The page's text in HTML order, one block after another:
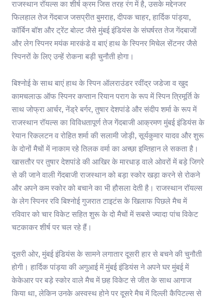
राजस्थान रॉयल्स का शीर्ष क्रम जिस तरह रंग में है, उसके मद्देनजर
फिलहाल तेज गेंदबाज जसप्रीत बुमराह, दीपक चाहर, हार्दिक पांड्या,
कॉर्बिन बॉश और ट्रेंट बोल्ट जैसे मुंबई इंडियंस के संघर्षरत तेज गेंदबाजों
और लेग स्पिनर मयंक मारकंडे व बाएं हाथ के स्पिनर मिचेल सेंटनर जैसे
स्पिनरों के लिए उन्हें रोकना बड़ी चुनौती होगा।
बिश्नोई के साथ बाएं हाथ के स्पिन ऑलराउंडर रवींद्र जडेजा व खुद
कामचलाऊ ऑफ स्पिनर कप्तान रियान पराग के रूप में स्पिन त्रिमूर्ति के
साथ जोफ्रा आर्चर, नेंड्रे बर्गर, तुषार देशपांडे और संदीप शर्मा के रूप में
राजस्थान रॉयल्स का विविधतापूर्ण तेज गेंदबाजी आक्रमण मुंबई इंडियंस के
रेयान रिकलटन व रोहित शर्मा की सलामी जोड़ी, सूर्यकुमार यादव और शुरू
के दोनों मैचों में नाकाम रहे तिलक वर्मा का अच्छा इम्तिहान ले सकता है।
खासतौर पर तुषार देशपांडे की आखिर के मारधाड़ वाले ओवरों में बड़े जिगरे
से की जाने वाली गेंदबाजी राजस्थान को बड़ा स्कोर खड़ा करने से रोकने
और अपने कम स्कोर को बचाने का भी हौसला देती है। राजस्थान रॉयल्स
के लेग स्पिनर रवि बिश्नोई गुजरात टाइटंस के खिलाफ पिछले मैच में
रविवार को चार विकेट सहित शुरू के दो मैचों में सबसे ज्यादा पांच विकेट
चटकाकर शीर्ष पर चल रहे हैं।
दूसरी ओर, मुंबई इंडियंस के सामने लगातार दूसरी हार से बचने की चुनौती
होगी। हार्दिक पांड्या की अगुआई में मुंबई इंडियंस ने अपने घर मुंबई में
केकेआर पर बड़े स्कोर वाले मैच में छह विकेट से जीत के साथ आगाज
किया था, लेकिन उनके अस्वस्थ होने पर दूसरे मैच में दिल्ली कैपिटल्स से